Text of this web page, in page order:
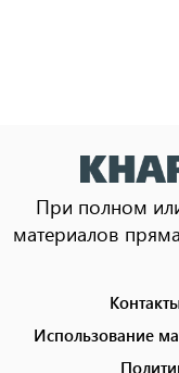
При полном
материалов
menu
Использование